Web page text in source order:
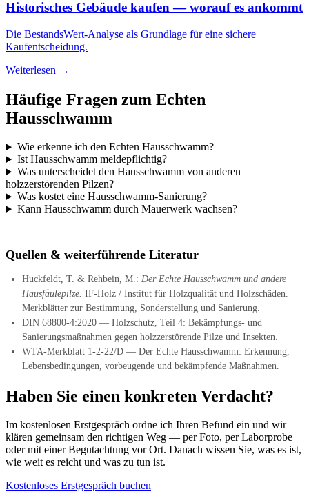
Historisches Gebäude kaufen — worauf es ankommt
Die BestandsWert-Analyse als Grundlage für eine sichere
Kaufentscheidung.
Weiterlesen →
Häufige Fragen zum Echten
Hausschwamm
Wie erkenne ich den Echten Hausschwamm?
Ist Hausschwamm meldepflichtig?
Was unterscheidet den Hausschwamm von anderen
holzzerstörenden Pilzen?
Was kostet eine Hausschwamm-Sanierung?
Kann Hausschwamm durch Mauerwerk wachsen?
Quellen & weiterführende Literatur
Huckfeldt, T. & Rehbein, M.: Der Echte Hausschwamm und andere
Hausfäulepilze. IF-Holz / Institut für Holzqualität und Holzschäden.
Merkblätter zur Bestimmung, Sonderstellung und Sanierung.
DIN 68800-4:2020 — Holzschutz, Teil 4: Bekämpfungs- und
Sanierungsmaßnahmen gegen holzzerstörende Pilze und Insekten.
WTA-Merkblatt 1-2-22/D — Der Echte Hausschwamm: Erkennung,
Lebensbedingungen, vorbeugende und bekämpfende Maßnahmen.
Haben Sie einen konkreten Verdacht?
Im kostenlosen Erstgespräch ordne ich Ihren Befund ein und wir
klären gemeinsam den richtigen Weg — per Foto, per Laborprobe
oder mit einer Begutachtung vor Ort. Danach wissen Sie, was es ist,
wie weit es reicht und was zu tun ist.
Kostenloses Erstgespräch buchen